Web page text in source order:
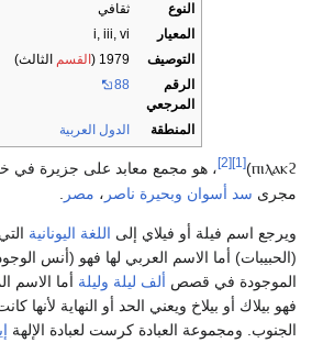
النوع
ثقافي
المعيار
i, iii, vi
التوصيف
1979 ( القسم الثالث)
الرقم
المرجعي
88
المنطقة الدول العربية
ⲡⲓⲗⲁⲕϩ
)
[1]
[2] ، هو مجمع معابد على جزيرة في
مجرى سد أسوان وبحيرة ناصر ، مصر
ويرجع اسم فيلة أو فيلاي إلى اللغة اليونانية
(الحبيبات) أما الاسم العربي لها فهو (أنس
الموجودة في قصص ألف ليلة وليلة أما الاسم
فهو بيلاك أو بيلاخ ويعني الحد أو النهاية
الجنوب. ومجموعة العبادة كرست لعبادة الإلهة